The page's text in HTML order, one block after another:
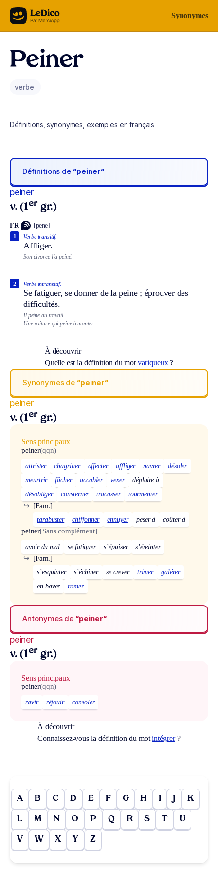
Aller au contenu Synonymes
Peiner
verbe
Définitions, synonymes, exemples en français
Définitions de “peiner“
peiner
v. (1er gr.)
FR [pene]
Verbe transitif.
Affliger.
1
Son divorce l’a peiné.
Verbe intransitif.
Se fatiguer, se donner de la peine ; éprouver des
difficultés.
2
Il peine au travail.
Une voiture qui peine à monter.
À découvrir
Quelle est la définition du motvariqueux?
Synonymes de “peiner“
peiner
v. (1er gr.)
Sens principaux
peiner(qqn)
attrister chagriner affecter affliger navrer
désoler
meurtrir
fâcher accabler vexer
déplaire à
désobliger
consterner tracasser tourmenter
[Fam.]
↪
tarabuster chiffonner ennuyer peser à coûter à
peiner[Sans complément]
avoir du mal se fatiguer s’épuiser s’éreinter
[Fam.]
↪
s’esquinter s’échiner se crever trimer
galérer
en baver
ramer
Antonymes de “peiner“
peiner
v. (1er gr.)
Sens principaux
peiner(qqn)
ravir réjouir consoler
À découvrir
Connaissez-vous la définition du motintégrer?
A B C D E F G H I J K
L M N O P Q R S T U
V W X Y Z